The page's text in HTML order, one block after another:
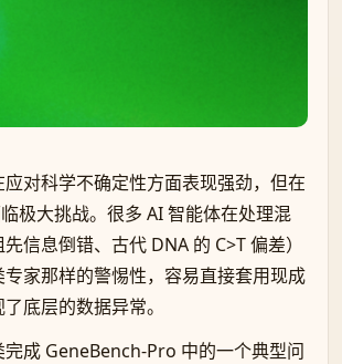
对科学不确定性方面表现强劲，但在
极大挑战。很多 AI 智能体在处理混
信息倒错、古代 DNA 的 C>T 偏差）
家那样的警惕性，容易直接套用现成
底层的数据异常。
成 GeneBench-Pro 中的一个典型问